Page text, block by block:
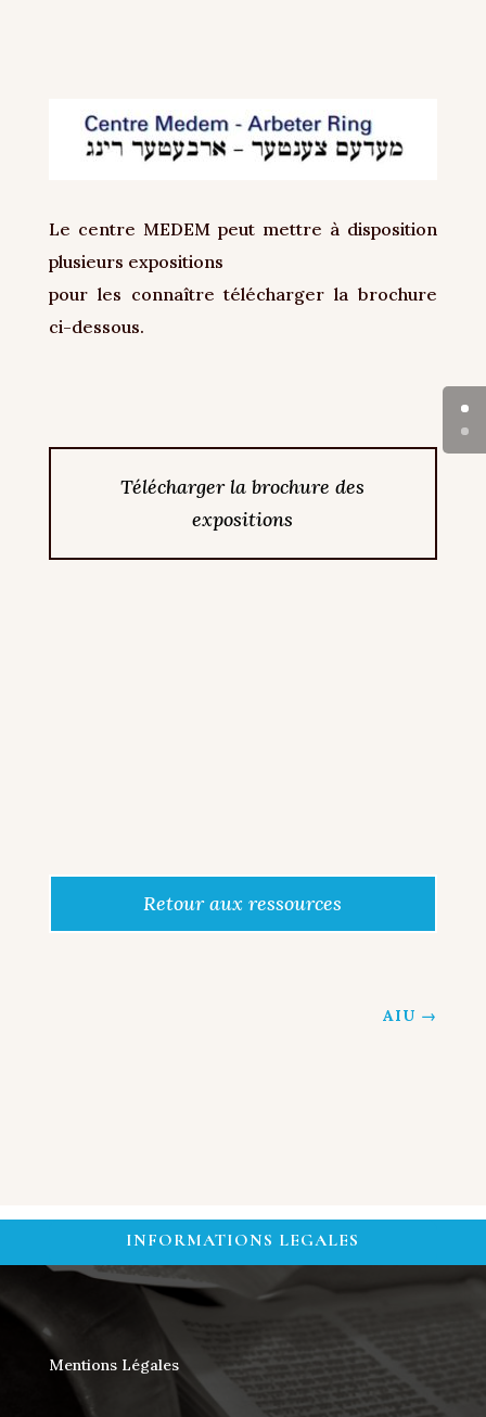
Le centre MEDEM peut mettre à disposition
plusieurs expositions
pour les connaître télécharger la brochure
ci-dessous.
Télécharger la brochure des
expositions
Retour aux ressources
AIU →
INFORMATIONS LEGALES
Mentions Légales